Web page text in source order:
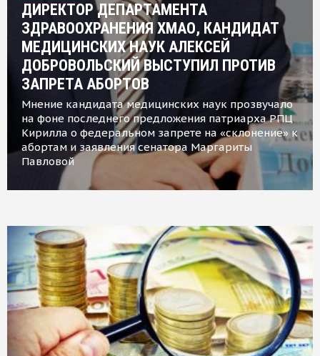
ДИРЕКТОР ДЕПАРТАМЕНТА
ЗДРАВООХРАНЕНИЯ ХМАО, КАНДИДАТ
МЕДИЦИНСКИХ НАУК АЛЕКСЕЙ
ДОБРОВОЛЬСКИЙ ВЫСТУПИЛ ПРОТИВ
ЗАПРЕТА АБОРТОВ
Мнение кандидата медицинских наук прозвучало
на фоне последнего предложения патриарха РПЦ
Кирилла о федеральном запрете на «склонение» к
абортам и заявления сенатора Маргариты
Павловой